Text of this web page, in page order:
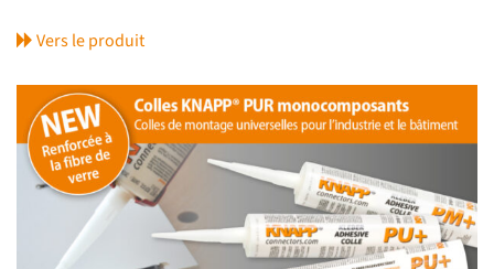
Vers le produit